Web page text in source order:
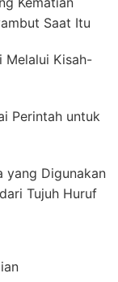
Saat Itu
Melalui Kisah-
Perintah untuk
yang Digunakan
Tujuh Huruf